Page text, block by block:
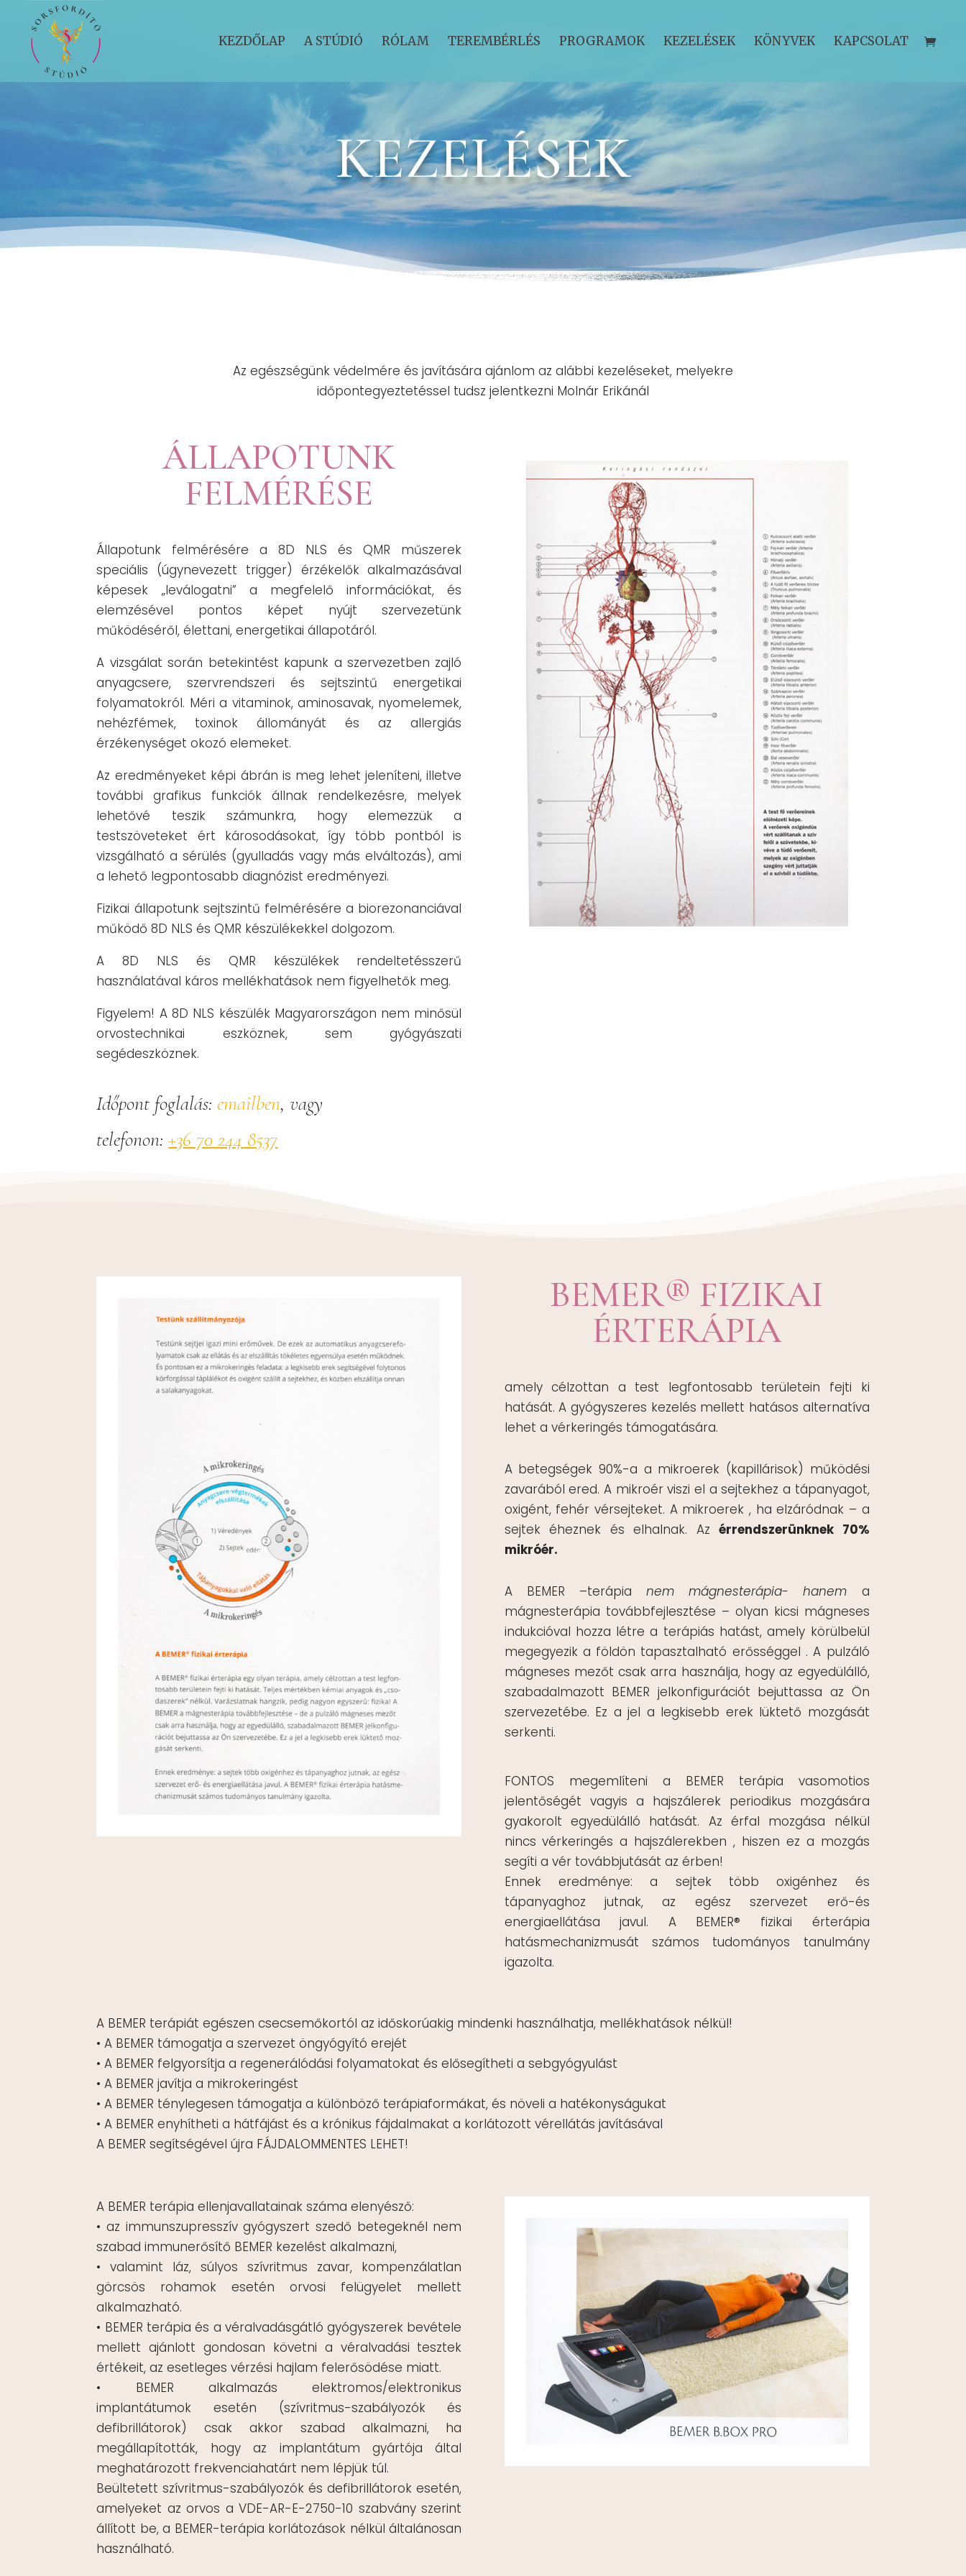
KEZDŐLAP A STÚDIÓ RÓLAM TEREMBÉRLÉS PROGRAMOK KEZELÉSEK KÖNYVEK KAPCSOLAT
KEZELÉSEK
Az egészségünk védelmére és javítására ajánlom az alábbi kezeléseket, melyekre
időpontegyeztetéssel tudsz jelentkezni Molnár Erikánál
ÁLLAPOTUNK
FELMÉRÉSE
Állapotunk felmérésére a 8D NLS és QMR műszerek
speciális (úgynevezett trigger) érzékelők alkalmazásával
képesek „leválogatni” a megfelelő információkat, és
elemzésével pontos képet nyújt szervezetünk
működéséről, élettani, energetikai állapotáról.
A vizsgálat során betekintést kapunk a szervezetben zajló
anyagcsere, szervrendszeri és sejtszintű energetikai
folyamatokról. Méri a vitaminok, aminosavak, nyomelemek,
nehézfémek, toxinok állományát és az allergiás
érzékenységet okozó elemeket.
Az eredményeket képi ábrán is meg lehet jeleníteni, illetve
további grafikus funkciók állnak rendelkezésre, melyek
lehetővé teszik számunkra, hogy elemezzük a
testszöveteket ért károsodásokat, így több pontból is
vizsgálható a sérülés (gyulladás vagy más elváltozás), ami
a lehető legpontosabb diagnózist eredményezi.
Fizikai állapotunk sejtszintű felmérésére a biorezonanciával
működő 8D NLS és QMR készülékekkel dolgozom.
A 8D NLS és QMR készülékek rendeltetésszerű
használatával káros mellékhatások nem figyelhetők meg.
Figyelem! A 8D NLS készülék Magyarországon nem minősül
orvostechnikai eszköznek, sem gyógyászati
segédeszköznek.
Időpont foglalás:emailben, vagy
telefonon:+36 70 244 8537
BEMER® FIZIKAI
ÉRTERÁPIA
amely célzottan a test legfontosabb területein fejti ki
hatását. A gyógyszeres kezelés mellett hatásos alternatíva
lehet a vérkeringés támogatására.
A betegségek 90%-a a mikroerek (kapillárisok) működési
zavarából ered. A mikroér viszi el a sejtekhez a tápanyagot,
oxigént, fehér vérsejteket. A mikroerek , ha elzáródnak – a
sejtek éheznek és elhalnak. Azérrendszerünknek 70%
mikróér.
A BEMER –terápianem mágnesterápia- hanem a
mágnesterápia továbbfejlesztése – olyan kicsi mágneses
indukcióval hozza létre a terápiás hatást, amely körülbelül
megegyezik a földön tapasztalható erősséggel . A pulzáló
mágneses mezőt csak arra használja, hogy az egyedülálló,
szabadalmazott BEMER jelkonfigurációt bejuttassa az Ön
szervezetébe. Ez a jel a legkisebb erek lüktető mozgását
serkenti.
FONTOS megemlíteni a BEMER terápia vasomotios
jelentőségét vagyis a hajszálerek periodikus mozgására
gyakorolt egyedülálló hatását. Az érfal mozgása nélkül
nincs vérkeringés a hajszálerekben , hiszen ez a mozgás
segíti a vér továbbjutását az érben!
Ennek eredménye: a sejtek több oxigénhez és
tápanyaghoz jutnak, az egész szervezet erő-és
energiaellátása javul. A BEMER® fizikai érterápia
hatásmechanizmusát számos tudományos tanulmány
igazolta.
A BEMER terápiát egészen csecsemőkortól az időskorúakig mindenki használhatja, mellékhatások nélkül!
• A BEMER támogatja a szervezet öngyógyító erejét
• A BEMER felgyorsítja a regenerálódási folyamatokat és elősegítheti a sebgyógyulást
• A BEMER javítja a mikrokeringést
• A BEMER ténylegesen támogatja a különböző terápiaformákat, és növeli a hatékonyságukat
• A BEMER enyhítheti a hátfájást és a krónikus fájdalmakat a korlátozott vérellátás javításával
A BEMER segítségével újra FÁJDALOMMENTES LEHET!
A BEMER terápia ellenjavallatainak száma elenyésző:
• az immunszupresszív gyógyszert szedő betegeknél nem
szabad immunerősítő BEMER kezelést alkalmazni,
• valamint láz, súlyos szívritmus zavar, kompenzálatlan
görcsös rohamok esetén orvosi felügyelet mellett
alkalmazható.
• BEMER terápia és a véralvadásgátló gyógyszerek bevétele
mellett ajánlott gondosan követni a véralvadási tesztek
értékeit, az esetleges vérzési hajlam felerősödése miatt.
• BEMER alkalmazás elektromos/elektronikus
implantátumok esetén (szívritmus-szabályozók és
defibrillátorok) csak akkor szabad alkalmazni, ha
megállapították, hogy az implantátum gyártója által
meghatározott frekvenciahatárt nem lépjük túl.
Beültetett szívritmus-szabályozók és defibrillátorok esetén,
amelyeket az orvos a VDE-AR-E-2750-10 szabvány szerint
állított be, a BEMER-terápia korlátozások nélkül általánosan
használható.